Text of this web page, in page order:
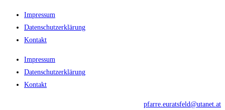
Impressum
Datenschutzerklärung
Kontakt
Impressum
Datenschutzerklärung
Kontakt
pfarre.euratsfeld@utanet.at